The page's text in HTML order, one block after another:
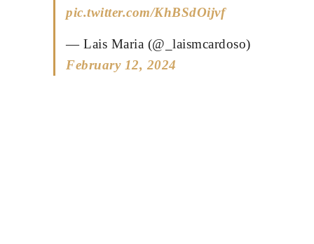
pic.twitter.com/KhBSdOijvf
— Lais Maria (@_laismcardoso)
February 12, 2024